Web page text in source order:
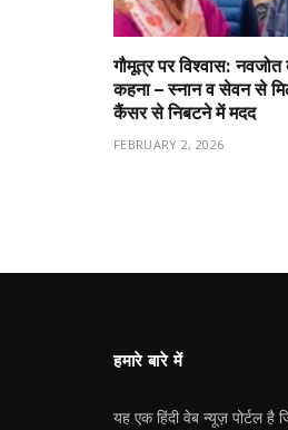
गौमूत्र पर विश्वास: नवजोत
कहना – स्नान व सेवन से
कैंसर से निबटने में मदद
FEBRUARY 2, 2026
हमारे बारे में
यह एक हिंदी वेब न्यूज़ पोर्टल है